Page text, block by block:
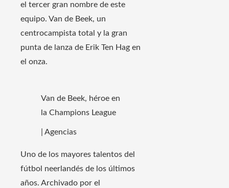
el tercer gran nombre de este
equipo. Van de Beek, un
centrocampista total y la gran
punta de lanza de Erik Ten Hag en
el onza.
Van de Beek, héroe en
la Champions League
| Agencias
Uno de los mayores talentos del
fútbol neerlandés de los últimos
años. Archivado por el